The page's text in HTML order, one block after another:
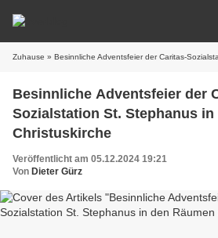
Zuhause » Besinnliche Adventsfeier der Caritas-Sozialstation St.
Besinnliche Adventsfeier der
Sozialstation St. Stephanus in
Christuskirche
Veröffentlicht am 05.12.2024 19:21
Von Dieter Gürz